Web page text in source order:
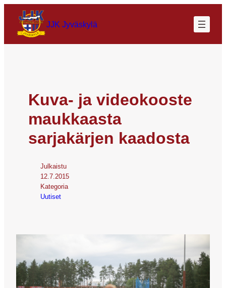
JJK Jyväskylä
Kuva- ja videokooste
maukkaasta
sarjakärjen kaadosta
Julkaistu
12.7.2015
Kategoria
Uutiset